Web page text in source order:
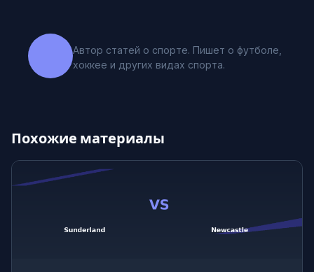
Автор статей о спорте. Пишет о футболе,
хоккее и других видах спорта.
Похожие материалы